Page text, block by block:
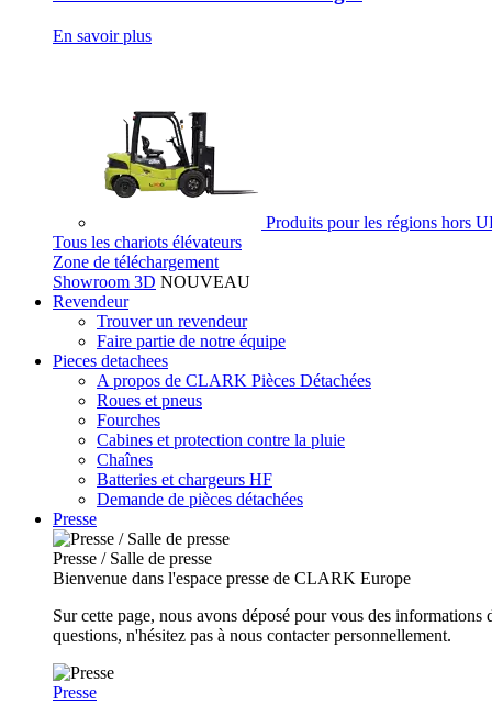
En savoir plus
Produits pour les régions hors
Tous les chariots élévateurs
Zone de téléchargement
Showroom 3D NOUVEAU
Revendeur
Trouver un revendeur
Faire partie de notre équipe
Pieces detachees
A propos de CLARK Pièces Détachées
Roues et pneus
Fourches
Cabines et protection contre la pluie
Chaînes
Batteries et chargeurs HF
Demande de pièces détachées
Presse
Presse / Salle de presse
Bienvenue dans l'espace presse de CLARK Europe
Sur cette page, nous avons déposé pour vous des
questions, n'hésitez pas à nous contacter personnellement.
Presse